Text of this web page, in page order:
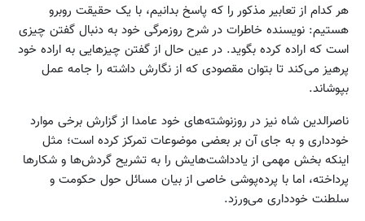
هر کدام از تعابیر مذکور را که پاسخ بدانیم، با یک حقیقت روبرو
هستیم: نویسنده خاطرات در شرح روزمرگی خود به دنبال گفتن چیزی
است که اراده کرده بگوید. در عین حال از گفتن چیزهایی به اراده خود
پرهیز می‌کند تا بتوان مقصودی که از نگارش داشته را جامه عمل
بپوشاند.
ناصرالدین شاه نیز در روزنوشته‌های خود عامدا از گزارش برخی موارد
خودداری و به جای آن بر بعضی موضوعات تمرکز کرده است؛ مثل
اینکه بخش مهمی از یادداشت‌هایش را به تشریح گردش‌ها و شکارها
پرداخته، اما با پرده‌پوشی خاصی از بیان مسائل حول حکومت و
سلطنت خودداری می‌ورزد.